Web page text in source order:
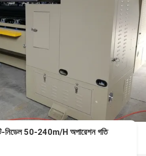
নিডেল 50-240m/H অপারেশন গতি